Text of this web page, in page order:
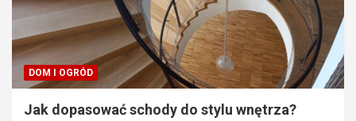
DOM I OGRÓD
Jak dopasować schody do stylu wnętrza?